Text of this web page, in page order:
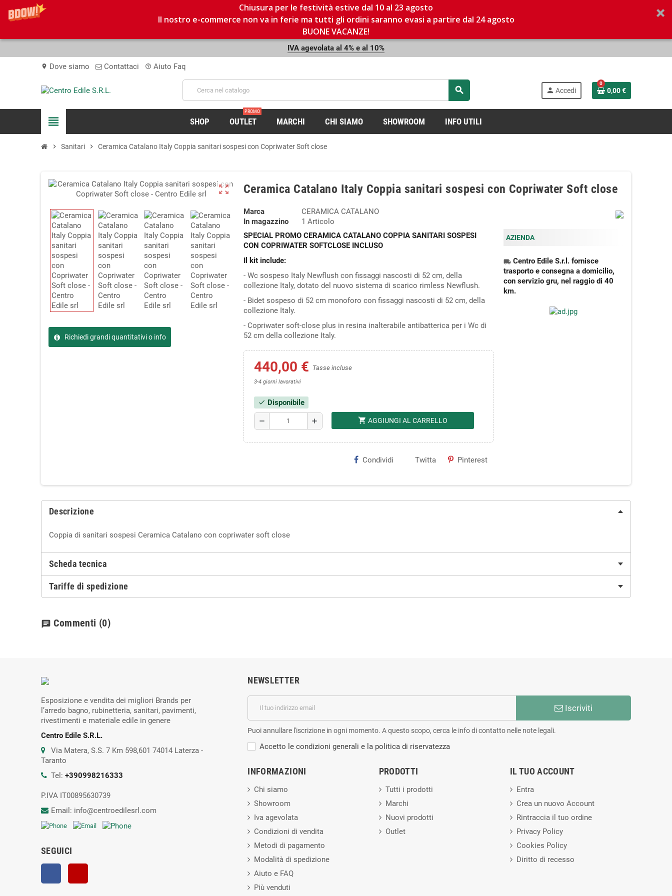
Chiusura per le festività estive dal 10 al 23 agosto
Il nostro e-commerce non va in ferie ma tutti gli ordini saranno evasi a partire dal 24 agosto
BUONE VACANZE!
IVA agevolata al 4% e al 10%
location_on Dove siamo Contattaci help_outline Aiuto Faq
search person Accedi
0
0,00 €
view_headline SHOP OUTLET
PROMO
MARCHI CHI SIAMO SHOWROOM INFO UTILI
chevron_right Sanitari chevron_right Ceramica Catalano Italy Coppia sanitari sospesi con Copriwater Soft close
zoom_out_map
Richiedi grandi quantitativi o info
Ceramica Catalano Italy Coppia sanitari sospesi con Copriwater Soft close
Marca
CERAMICA CATALANO
In magazzino
1 Articolo
SPECIAL PROMO CERAMICA CATALANO COPPIA SANITARI SOSPESI
CON COPRIWATER SOFTCLOSE INCLUSO
Il kit include:
- Wc sospeso Italy Newflush con fissaggi nascosti di 52 cm, della
collezione Italy, dotato del nuovo sistema di scarico rimless Newflush.
- Bidet sospeso di 52 cm monoforo con fissaggi nascosti di 52 cm, della
collezione Italy.
- Copriwater soft-close plus in resina inalterabile antibatterica per i Wc di
52 cm della collezione Italy.
440,00 € Tasse incluse
3-4 giorni lavorativi
check Disponibile
remove add shopping_cart AGGIUNGI AL CARRELLO
Condividi Twitta Pinterest
AZIENDA
local_shipping Centro Edile S.r.l. fornisce
trasporto e consegna a domicilio,
con servizio gru, nel raggio di 40
km.
Descrizione
Coppia di sanitari sospesi Ceramica Catalano con copriwater soft close
Scheda tecnica
Tariffe di spedizione
chat Commenti (0)
Esposizione e vendita dei migliori Brands per
l’arredo bagno, rubinetteria, sanitari, pavimenti,
rivestimenti e materiale edile in genere
Centro Edile S.R.L.
Via Matera, S.S. 7 Km 598,601 74014 Laterza -
Taranto
Tel: +390998216333
P.IVA IT00895630739
Email: info@centroedilesrl.com
SEGUICI
Facebook
NEWSLETTER
Iscriviti
Puoi annullare l'iscrizione in ogni momento. A questo scopo, cerca le info di contatto nelle note legali.
Accetto le condizioni generali e la politica di riservatezza
INFORMAZIONI
Chi siamo
Showroom
Iva agevolata
Condizioni di vendita
Metodi di pagamento
Modalità di spedizione
Aiuto e FAQ
Più venduti
PRODOTTI
Tutti i prodotti
Marchi
Nuovi prodotti
Outlet
IL TUO ACCOUNT
Entra
Crea un nuovo Account
Rintraccia il tuo ordine
Privacy Policy
Cookies Policy
Diritto di recesso